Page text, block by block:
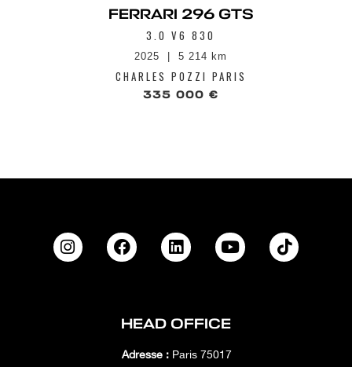
FERRARI 296 GTS
3.0 V6 830
2025 5 214 km
CHARLES POZZI PARIS
335 000 €
HEAD OFFICE
Adresse :Paris 75017